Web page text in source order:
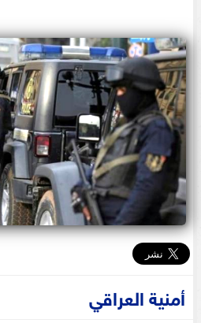
أمنية العراقي